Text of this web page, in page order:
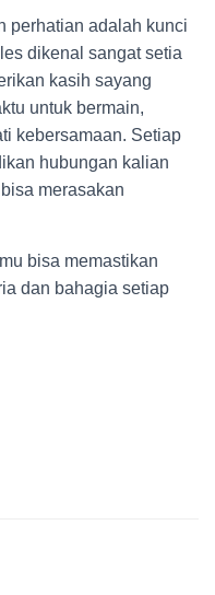
perhatian adalah kunci
dikenal sangat setia
kasih sayang
untuk bermain,
kebersamaan. Setiap
hubungan kalian
merasakan
bisa memastikan
dan bahagia setiap